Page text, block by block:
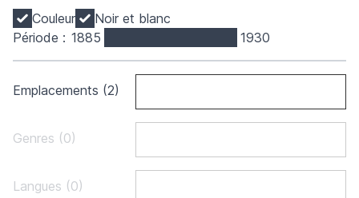
Couleur
Noir et blanc
Période : 1885 1930
Emplacements (2)
Genres (0)
Langues (0)